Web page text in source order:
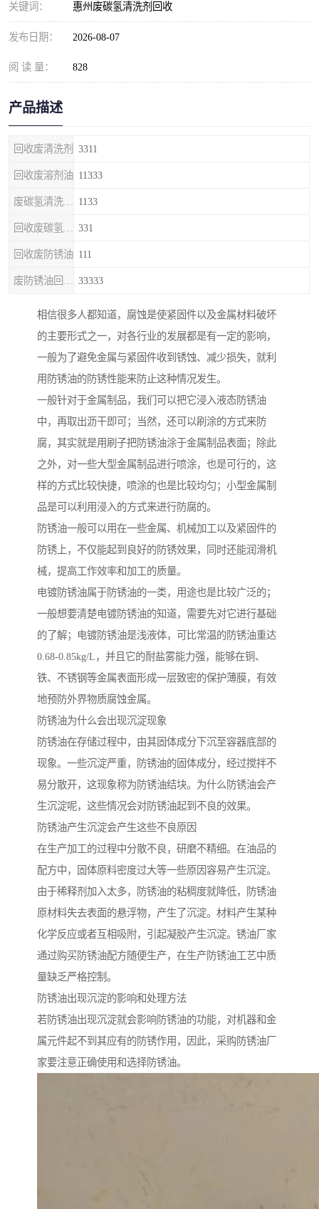
关键词： 惠州废碳氢清洗剂回收
发布日期： 2026-08-07
阅 读 量： 828
产品描述
回收废清洗剂 3311
回收废溶剂油 11333
1133
331
回收废防锈油 111
33333
相信很多人都知道，腐蚀是使紧固件以及金属材料破坏
的主要形式之一，对各行业的发展都是有一定的影响，
一般为了避免金属与紧固件收到锈蚀、减少损失，就利
用防锈油的防锈性能来防止这种情况发生。
一般针对于金属制品，我们可以把它浸入液态防锈油
中，再取出沥干即可；当然，还可以刷涂的方式来防
腐，其实就是用刷子把防锈油涂于金属制品表面；除此
之外，对一些大型金属制品进行喷涂，也是可行的，这
样的方式比较快捷，喷涂的也是比较均匀；小型金属制
品是可以利用浸入的方式来进行防腐的。
防锈油一般可以用在一些金属、机械加工以及紧固件的
防锈上，不仅能起到良好的防锈效果，同时还能润滑机
械，提高工作效率和加工的质量。
电镀防锈油属于防锈油的一类，用途也是比较广泛的；
一般想要清楚电镀防锈油的知道，需要先对它进行基础
的了解；电镀防锈油是浅液体，可比常温的防锈油重达
0.68-0.85kg/L，并且它的耐盐雾能力强，能够在铜、
铁、不锈钢等金属表面形成一层致密的保护薄膜，有效
地预防外界物质腐蚀金属。
防锈油为什么会出现沉淀现象
防锈油在存储过程中，由其固体成分下沉至容器底部的
现象。一些沉淀严重，防锈油的固体成分，经过搅拌不
易分散开，这现象称为防锈油结块。为什么防锈油会产
生沉淀呢，这些情况会对防锈油起到不良的效果。
防锈油产生沉淀会产生这些不良原因
在生产加工的过程中分散不良，研磨不精细。在油品的
配方中，固体原料密度过大等一些原因容易产生沉淀。
由于稀释剂加入太多，防锈油的粘稠度就降低，防锈油
原材料失去表面的悬浮物，产生了沉淀。材料产生某种
化学反应或者互相吸附，引起凝胶产生沉淀。锈油厂家
通过购买防锈油配方随便生产，在生产防锈油工艺中质
量缺乏严格控制。
防锈油出现沉淀的影响和处理方法
若防锈油出现沉淀就会影响防锈油的功能，对机器和金
属元件起不到其应有的防锈作用，因此，采购防锈油厂
家要注意正确使用和选择防锈油。